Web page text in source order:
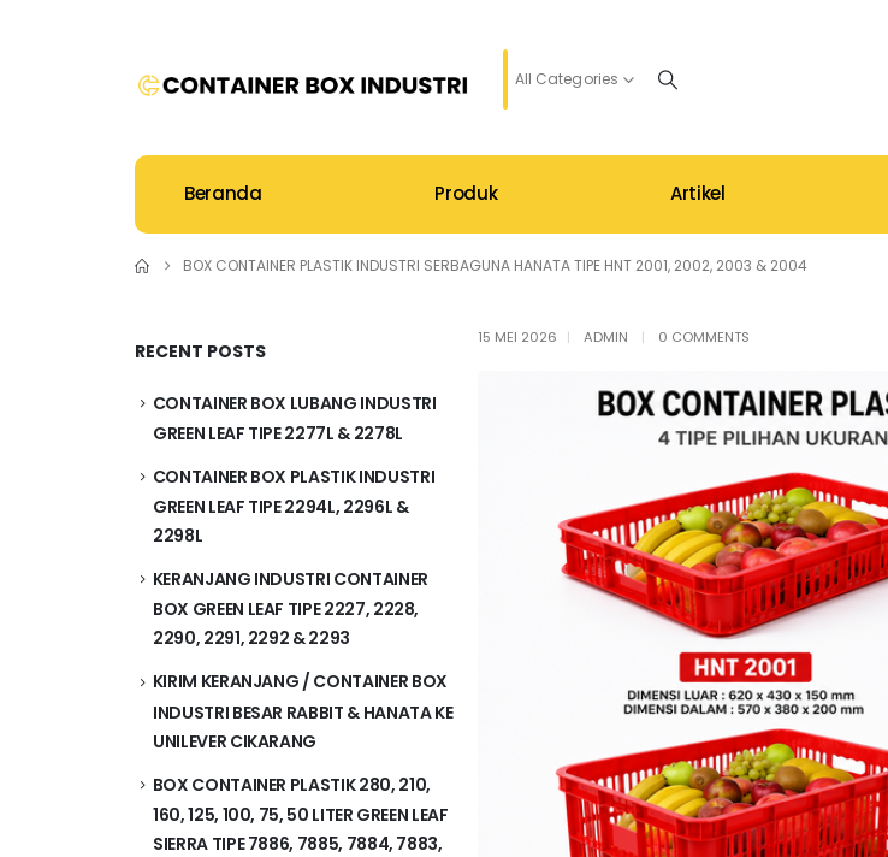
All Categories
Beranda Produk Artikel
BOX CONTAINER PLASTIK INDUSTRI SERBAGUNA HANATA TIPE HNT 2001, 2002, 2003 & 2004
15 MEI 2026 ADMIN 0 COMMENTS
RECENT POSTS
CONTAINER BOX LUBANG INDUSTRI
GREEN LEAF TIPE 2277L & 2278L
CONTAINER BOX PLASTIK INDUSTRI
GREEN LEAF TIPE 2294L, 2296L &
2298L
KERANJANG INDUSTRI CONTAINER
BOX GREEN LEAF TIPE 2227, 2228,
2290, 2291, 2292 & 2293
KIRIM KERANJANG / CONTAINER BOX
INDUSTRI BESAR RABBIT & HANATA KE
UNILEVER CIKARANG
BOX CONTAINER PLASTIK 280, 210,
160, 125, 100, 75, 50 LITER GREEN LEAF
SIERRA TIPE 7886, 7885, 7884, 7883,